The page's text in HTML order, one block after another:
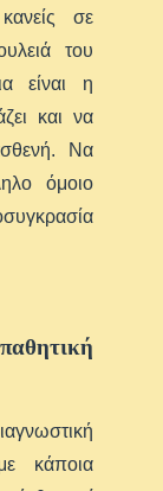
σε
του
είναι η
και να
Να
όμοιο
κάποια